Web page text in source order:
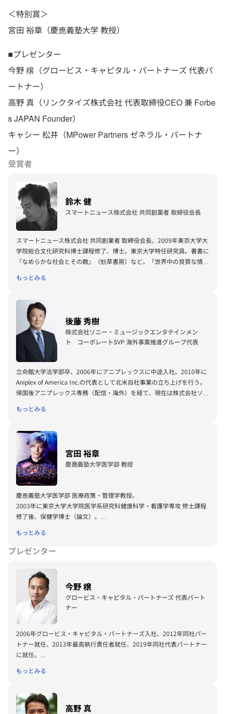
＜特別賞＞
宮田 裕章（慶應義塾大学 教授）
■プレゼンター
今野 穣（グロービス・キャピタル・パートナーズ 代表パ
ートナー）
高野 真（リンクタイズ株式会社 代表取締役CEO 兼 Forbe
s JAPAN Founder）
キャシー 松井（MPower Partners ゼネラル・パートナ
ー）
受賞者
鈴木 健
スマートニュース株式会社 共同創業者 取締役会長
スマートニュース株式会社 共同創業者 取締役会長。2009年東京大学大
学院総合文化研究科博士課程修了、博士。東京大学特任研究員。著書に
『なめらかな社会とその敵』（勁草書房）など。「世界中の良質な情報
ュース株式会社を共同創業。2014年9月SmartNews International Inc.
もっとみる
後藤 秀樹
株式会社ソニー・ミュージックエンタテインメン
ト コーポレートSVP 海外事業推進グループ代表
立命館大学法学部卒、2006年にアニプレックスに中途入社。2010年に
Aniplex of America Inc.の代表として北米自社事業の立ち上げを行う。
帰国後アニプレックス専務（配信・海外）を経て、現在は株式会社ソニ
て、アニメのみならず音楽や日本のエンターテインメントの海外展開を
もっとみる
宮田 裕章
慶應義塾大学医学部 教授
慶應義塾大学医学部 医療政策・管理学教授。
2003年に東京大学大学院医学系研究科健康科学・看護学専攻 修士課程
修了後、保健学博士（論文）。
質評価学講座助教を経て、09年より東京大学大学院 同講座准教授、14
年より同教授（15年より非常勤）。
20年より大阪大学招へい教授も務める。
データを活用した社会変革を、医療をはじめとする様々な分野で実践し
ている。
もっとみる
プレゼンター
今野 穣
グロービス・キャピタル・パートナーズ 代表パート
ナー
2006年グロービス・キャピタル・パートナーズ入社、2012年同社パー
トナー就任、2013年最高執行責任者就任、2019年同社代表パートナー
に就任。
マ、アカツキ、ブイキューブ、ライフネット生命保険、Quipper、キラ
主な投資担当先は、スマートニュース、アンドパッド、READYFOR、
akippa、アグリメディア、FLYWHEEL、リノベる。、tebiki、セイビ
もっとみる
高野 真